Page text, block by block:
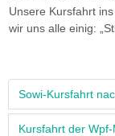
Unsere Kursfahrt
wir uns alle einig:
Sowi-Kursfahrt
Kursfahrt der